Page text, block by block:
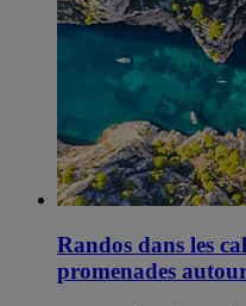
Randos dans les
promenades